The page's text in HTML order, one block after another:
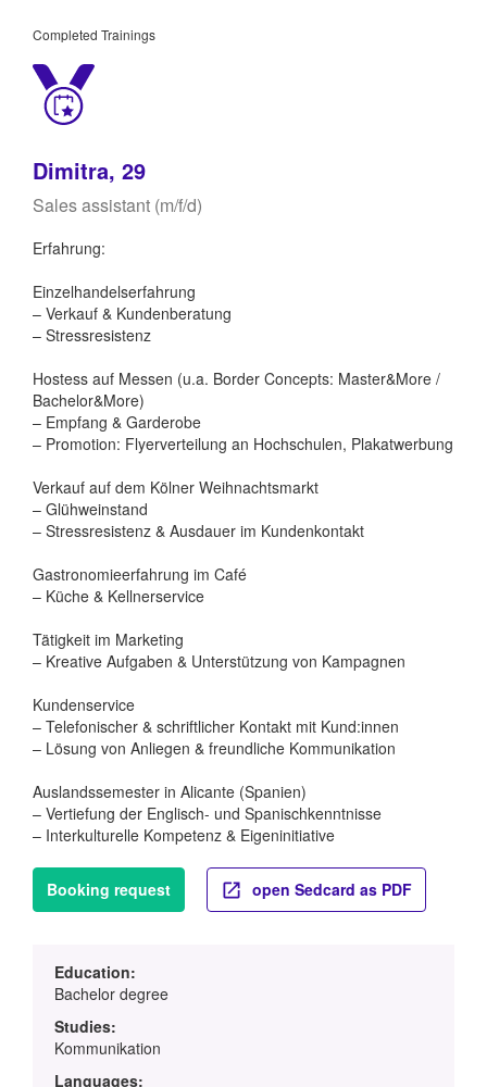
Completed Trainings
Dimitra, 29
Sales assistant (m/f/d)
Erfahrung:
Einzelhandelserfahrung
– Verkauf & Kundenberatung
– Stressresistenz
Hostess auf Messen (u.a. Border Concepts: Master&More /
Bachelor&More)
– Empfang & Garderobe
– Promotion: Flyerverteilung an Hochschulen, Plakatwerbung
Verkauf auf dem Kölner Weihnachtsmarkt
– Glühweinstand
– Stressresistenz & Ausdauer im Kundenkontakt
Gastronomieerfahrung im Café
– Küche & Kellnerservice
Tätigkeit im Marketing
– Kreative Aufgaben & Unterstützung von Kampagnen
Kundenservice
– Telefonischer & schriftlicher Kontakt mit Kund:innen
– Lösung von Anliegen & freundliche Kommunikation
Auslandssemester in Alicante (Spanien)
– Vertiefung der Englisch- und Spanischkenntnisse
– Interkulturelle Kompetenz & Eigeninitiative
Booking request open Sedcard as PDF
Education:
Bachelor degree
Studies:
Kommunikation
Languages: